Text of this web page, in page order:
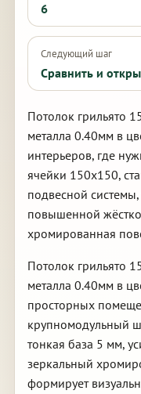
6
Следующий шаг
Сравнить и
Потолок грильято
металла 0.40мм в
интерьеров, где
ячейки 150х150,
подвесной
повышенной
хромированная
Потолок грильято
металла 0.40мм в
просторных
крупномодульный
тонкая база 5 мм,
зеркальный
формирует